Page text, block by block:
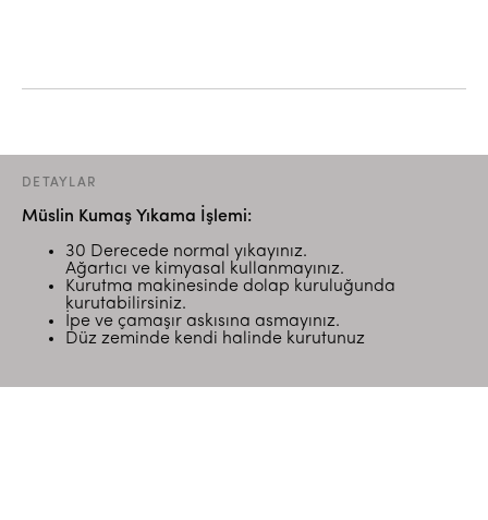
DETAYLAR
Müslin Kumaş Yıkama İşlemi:
30 Derecede normal yıkayınız.
Ağartıcı ve kimyasal kullanmayınız.
Kurutma makinesinde dolap kuruluğunda
kurutabilirsiniz.
İpe ve çamaşır askısına asmayınız.
Düz zeminde kendi halinde kurutunuz